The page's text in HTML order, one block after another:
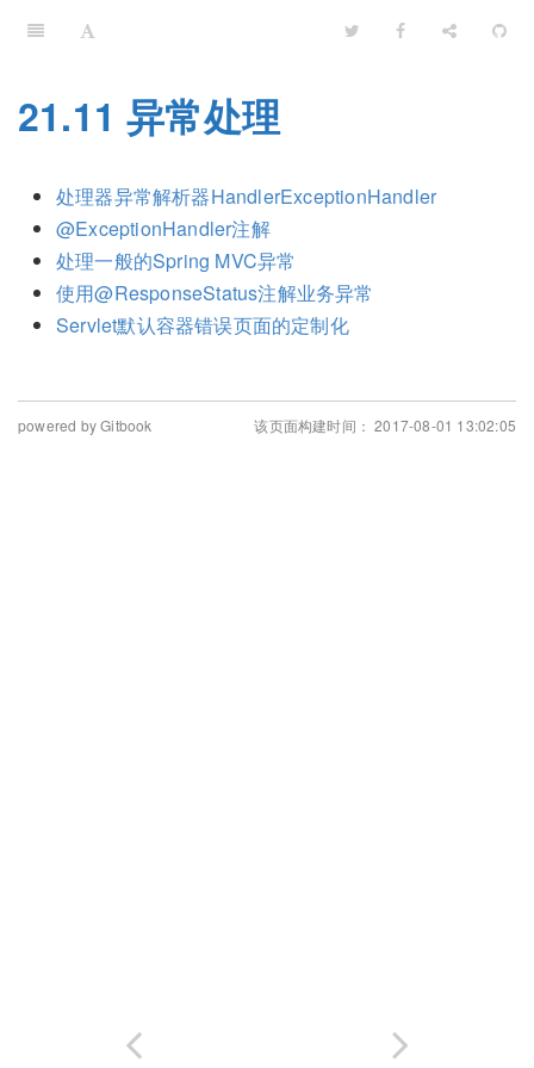
21.11 异常处理
处理器异常解析器HandlerExceptionHandler
@ExceptionHandler注解
处理一般的Spring MVC异常
使用@ResponseStatus注解业务异常
Servlet默认容器错误页面的定制化
powered by Gitbook 该页面构建时间： 2017-08-01 13:02:05